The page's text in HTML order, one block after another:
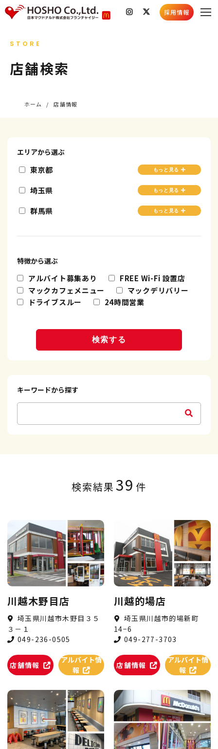
社会貢献活動
採用情報
5分でわかる豊昇
よくあるご質問
お知らせ
新卒募集要項
キャリア採用エントリー
高校生向け特設ページ
主婦(夫)向け特設ページ
社会貢献活動
育成プログラム
採用ブログ
採用情報
STORE
店舗検索
ホーム 店舗情報
エリアから選ぶ
東京都
あきる野市
国立市
昭島市
武蔵村山市
青梅市
埼玉県
小川町
狭山市
秩父市
鶴ヶ島市
群馬県
特徴から選ぶ
アルバイト募集あり
FREE Wi-Fi 設置店
マックカフェメニュー
マックデリバリー
ドライブスルー
24時間営業
キーワードから探す
検索結果 39 件
川越木野目店
埼玉県川越市木野目３５
３－１
049-236-0505
店舗情報
アルバイト情
報
川越的場店
埼玉県川越市的場新町
14−6
049-277-3703
店舗情報
アルバイト情
報